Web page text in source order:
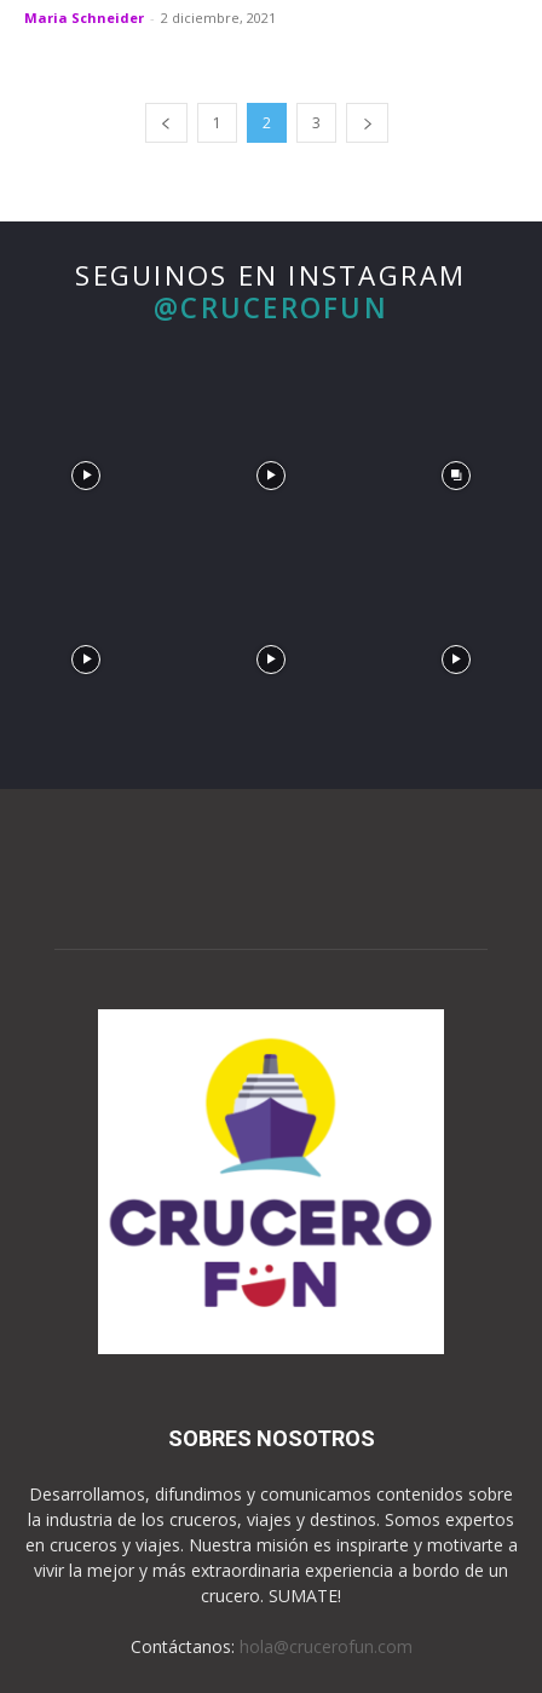
Maria Schneider - 2 diciembre, 2021
1 2 3
SEGUINOS EN INSTAGRAM
@CRUCEROFUN
SOBRES NOSOTROS
Desarrollamos, difundimos y comunicamos contenidos sobre
la industria de los cruceros, viajes y destinos. Somos expertos
en cruceros y viajes. Nuestra misión es inspirarte y motivarte a
vivir la mejor y más extraordinaria experiencia a bordo de un
crucero. SUMATE!
Contáctanos: hola@crucerofun.com